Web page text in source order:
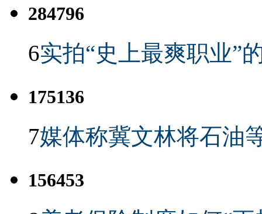
284796
6实拍“史上最爽职业”
175136
7媒体称冀文林将石油
156453